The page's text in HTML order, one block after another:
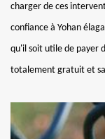
charger de ces
confiance à Yohan
qu'il soit utile de payer
totalement gratuit et